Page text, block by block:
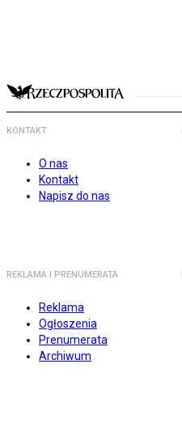
KONTAKT
O nas
Kontakt
Napisz do nas
REKLAMA I PRENUMERATA
Reklama
Ogłoszenia
Prenumerata
Archiwum